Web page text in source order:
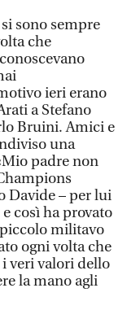
sono sempre
che
ieri erano
a Stefano
Bruini. Amici e
una
padre non
Davide – per lui
così ha provato
militavo
ogni volta che
veri valori dello
la mano agli